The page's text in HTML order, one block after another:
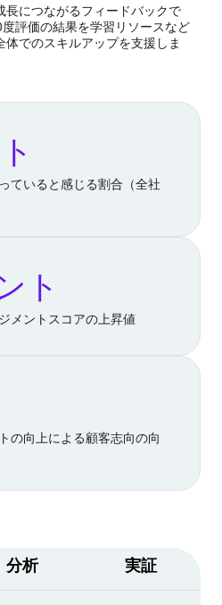
につながるフィードバックで
評価の結果を学習リソースなど
でのスキルアップを支援しま
ていると感じる割合（全社
ト
メントスコアの上昇値
の向上による顧客志向の向
分析 実証